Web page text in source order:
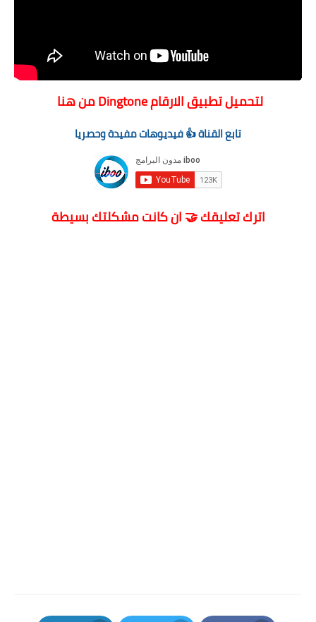
لتحميل تطبيق الارقام Dingtone من هنا
تابع القناة 👍 فيديوهات مفيدة وحصريا
اترك تعليقك 🤝 ان كانت مشكلتك بسيطة